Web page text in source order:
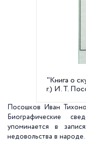
"Книга о
г.) И. Т.
Посошков Иван
Биографические
упоминается в
недовольства в